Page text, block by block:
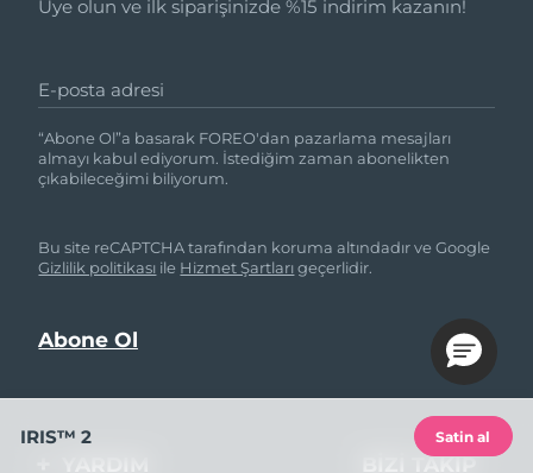
Üye olun ve ilk siparişinizde %15 indirim kazanın!
E-posta adresi
“Abone Ol”a basarak FOREO'dan pazarlama mesajları
almayı kabul ediyorum. İstediğim zaman abonelikten
çıkabileceğimi biliyorum.
Bu site reCAPTCHA tarafından koruma altındadır ve Google
Gizlilik politikası ile Hizmet Şartlarıgeçerlidir.
BIZI TAKIP
IRIS™ 2 Satin al